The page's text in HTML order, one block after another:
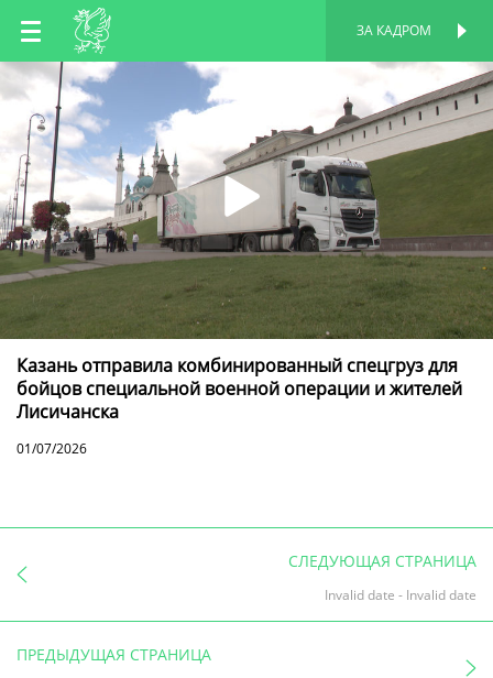
RU
TT
ЗА КАДРОМ
Казань отправила комбинированный спецгруз для
бойцов специальной военной операции и жителей
Лисичанска
01/07/2026
СЛЕДУЮЩАЯ СТРАНИЦА
Invalid date - Invalid date
ПРЕДЫДУЩАЯ СТРАНИЦА
ПЕРСОНАЛЬНАЯ
СТРАНИЦА